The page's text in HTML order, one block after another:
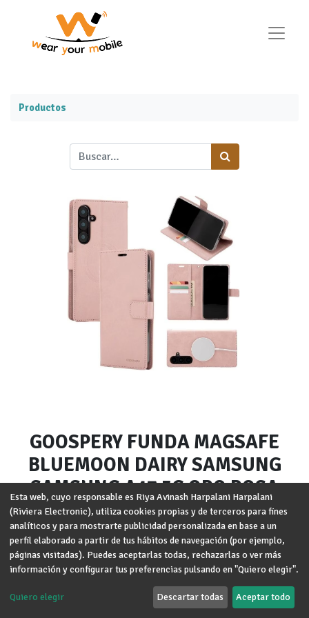
Productos
GOOSPERY FUNDA MAGSAFE
BLUEMOON DAIRY SAMSUNG
SAMSUNG A17 5G ORO ROSA
Marca :GOOSPERY
Modelo:Samsung A17 5G
Términos y condiciones
Envío: 2-3 días laborales
Esta web, cuyo responsable es Riya Avinash Harpalani Harpalani
(Riviera Electronic), utiliza cookies propias y de terceros para fines
analíticos y para mostrarte publicidad personalizada en base a un
perfil elaborado a partir de tus hábitos de navegación (por ejemplo,
páginas visitadas). Puedes aceptarlas todas, rechazarlas o ver más
información y configurar tus preferencias pulsando en "Quiero elegir".
Quiero elegir Descartar todas Aceptar todo